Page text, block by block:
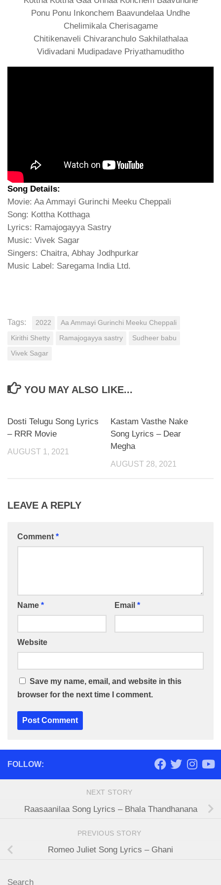
Ponu Ponu Inkonchem Baavundelaa Undhe
Chelimikala Cherisagame
Chitikenaveli Chivaranchulo Sakhilathalaa
Vidivadani Mudipadave Priyathamuditho
Song Details:
Movie: Aa Ammayi Gurinchi Meeku Cheppali
Song: Kottha Kotthaga
Lyrics: Ramajogayya Sastry
Music: Vivek Sagar
Singers: Chaitra, Abhay Jodhpurkar
Music Label: Saregama India Ltd.
Tags: 2022 Aa Ammayi Gurinchi Meeku Cheppali
Kirithi Shetty Ramajogayya sastry Sudheer babu
Vivek Sagar
YOU MAY ALSO LIKE...
Dosti Telugu Song Lyrics
– RRR Movie
AUGUST 1, 2021
Kastam Vasthe Nake
Song Lyrics – Dear
Megha
AUGUST 28, 2021
LEAVE A REPLY
Comment *
Name * Email *
Website
Save my name, email, and website in this
browser for the next time I comment.
FOLLOW:
NEXT STORY
Raasaanilaa Song Lyrics – Bhala Thandhanana
PREVIOUS STORY
Romeo Juliet Song Lyrics – Ghani
Search